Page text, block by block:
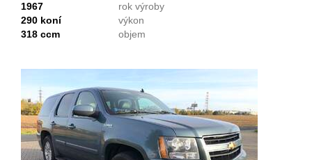
1967
rok výroby
290 koní
výkon
318 ccm
objem